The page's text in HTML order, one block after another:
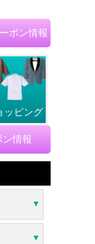
ポン情報
ッピング
ン情報